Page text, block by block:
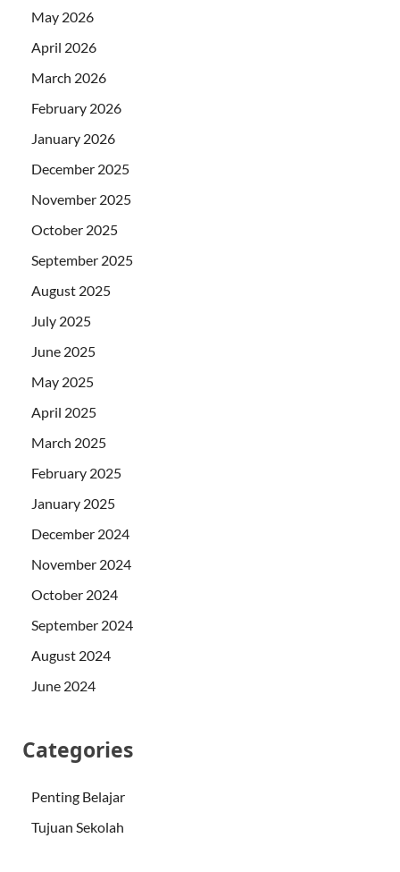
May 2026
April 2026
March 2026
February 2026
January 2026
December 2025
November 2025
October 2025
September 2025
August 2025
July 2025
June 2025
May 2025
April 2025
March 2025
February 2025
January 2025
December 2024
November 2024
October 2024
September 2024
August 2024
June 2024
Categories
Penting Belajar
Tujuan Sekolah